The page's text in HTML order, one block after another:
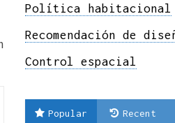
Política habitacional
Recomendación de
Control espacial
Popular Recent